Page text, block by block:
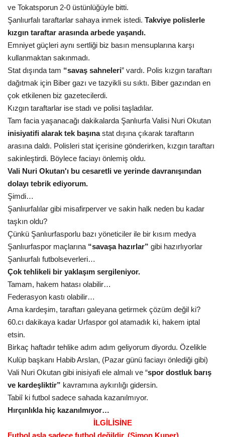
ve Tokatsporun 2-0 üstünlüğüyle bitti.
Şanlıurfalı taraftarlar sahaya inmek istedi. Takviye polislerle
kızgın taraftar arasında arbede yaşandı.
Emniyet güçleri aynı sertliği biz basın mensuplarına karşı
kullanmaktan sakınmadı.
Stat dışında tam “savaş sahneleri” vardı. Polis kızgın taraftarı
dağıtmak için Biber gazı ve tazyikli su sıktı. Biber gazından en
çok etkilenen biz gazetecilerdi.
Kızgın taraftarlar ise stadı ve polisi taşladılar.
Tam facia yaşanacağı dakikalarda Şanlıurfa Valisi Nuri Okutan
inisiyatifi alarak tek başınastat dışına çıkarak taraftarın
arasına daldı. Polisleri stat içerisine gönderirken, kızgın taraftarı
sakinleştirdi. Böylece faciayı önlemiş oldu.
Vali Nuri Okutan'ı bu cesaretli ve yerinde davranışından
dolayı tebrik ediyorum.
Şimdi…
Şanlıurfalılar gibi misafirperver ve sakin halk neden bu kadar
taşkın oldu?
Çünkü Şanlıurfasporlu bazı yöneticiler ile bir kısım medya
Şanlıurfaspor maçlarına “savaşa hazırlar” gibi hazırlıyorlar
Şanlıurfalı futbolseverleri…
Çok tehlikeli bir yaklaşım sergileniyor.
Tamam, hakem hatası olabilir…
Federasyon kastı olabilir…
Ama kardeşim, taraftarı galeyana getirmek çözüm değil ki?
60.cı dakikaya kadar Urfaspor gol atamadık ki, hakem iptal
etsin.
Birkaç haftadır tehlike adım adım geliyorum diyordu. Özelikle
Kulüp başkanı Habib Arslan, (Pazar günü faciayı önlediği gibi)
Vali Nuri Okutan gibi inisiyafi ele almalı ve “spor dostluk barış
ve kardeşliktir” kavramına aykırılığı gidersin.
Tabiî ki futbol sadece sahada kazanılmıyor.
Hırçınlıkla hiç kazanılmıyor…
İLGİLİSİNE